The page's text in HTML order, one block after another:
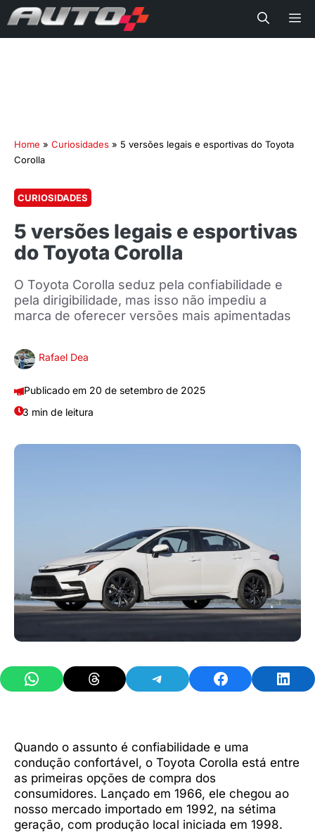
Home » Curiosidades » 5 versões legais e esportivas do Toyota
Corolla
CURIOSIDADES
5 versões legais e esportivas
do Toyota Corolla
O Toyota Corolla seduz pela confiabilidade e
pela dirigibilidade, mas isso não impediu a
marca de oferecer versões mais apimentadas
Rafael Dea
20 de setembro de 2025
3 min de leitura
Share on WhatsAppShare on ThreadsShare on TelegramShare on Facebook
Quando o assunto é confiabilidade e uma
condução confortável, o Toyota Corolla está entre
as primeiras opções de compra dos
consumidores. Lançado em 1966, ele chegou ao
nosso mercado importado em 1992, na sétima
geração, com produção local iniciada em 1998.